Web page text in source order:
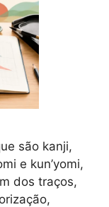
são kanji,
e kun’yomi,
dos traços,